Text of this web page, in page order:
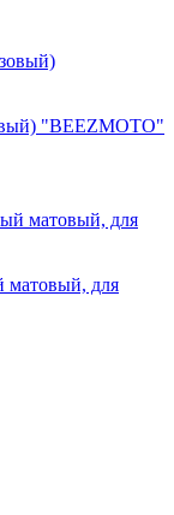
"BEEZMOTO"
матовый, для